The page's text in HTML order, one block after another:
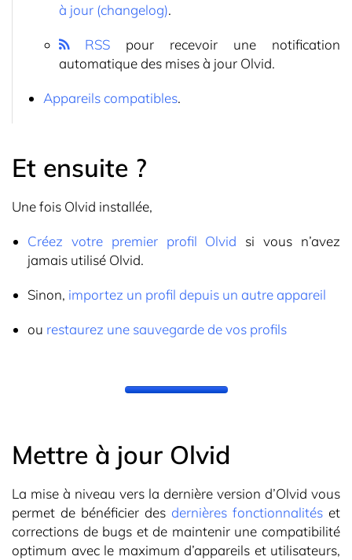
à jour (changelog).
RSS pour recevoir une notification
automatique des mises à jour Olvid.
Appareils compatibles.
Et ensuite ?
Une fois Olvid installée,
Créez votre premier profil Olvid si vous n’avez
jamais utilisé Olvid.
Sinon, importez un profil depuis un autre appareil
ou restaurez une sauvegarde de vos profils
Mettre à jour Olvid
La mise à niveau vers la dernière version d’Olvid vous
permet de bénéficier des dernières fonctionnalités et
corrections de bugs et de maintenir une compatibilité
optimum avec le maximum d’appareils et utilisateurs,